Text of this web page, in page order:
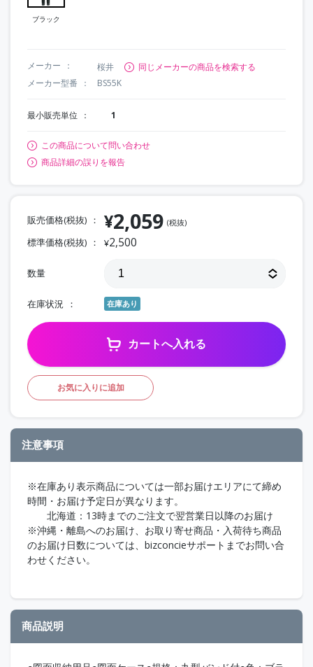
ブラック
メーカー 桜井
同じメーカーの商品を検索する
メーカー型番
BS55K
最小販売単位 1
この商品について問い合わせ
商品詳細の誤りを報告
販売価格(税抜) ¥2,059 (税抜)
標準価格(税抜) ¥2,500
数量
在庫状況 在庫あり
カートへ入れる
お気に入りに追加
注意事項
※在庫あり表示商品については一部お届けエリアにて締め
時間・お届け予定日が異なります。
北海道：13時までのご注文で翌営業日以降のお届け
※沖縄・離島へのお届け、お取り寄せ商品・入荷待ち商品
のお届け日数については、bizconcieサポートまでお問い合
わせください。
商品説明